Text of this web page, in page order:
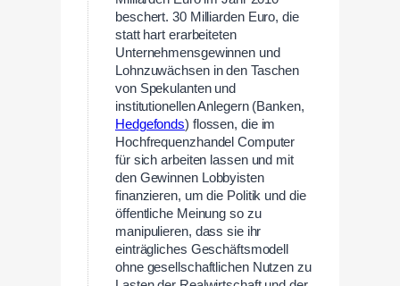
beschert. 30 Milliarden Euro, die
statt hart erarbeiteten
Unternehmensgewinnen und
Lohnzuwächsen in den Taschen
von Spekulanten und
institutionellen Anlegern (Banken,
Hedgefonds) flossen, die im
Hochfrequenzhandel Computer
für sich arbeiten lassen und mit
den Gewinnen Lobbyisten
finanzieren, um die Politik und die
öffentliche Meinung so zu
manipulieren, dass sie ihr
einträgliches Geschäftsmodell
ohne gesellschaftlichen Nutzen zu